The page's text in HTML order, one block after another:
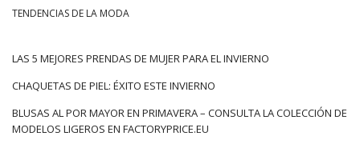
TENDENCIAS DE LA MODA
LAS 5 MEJORES PRENDAS DE MUJER PARA EL INVIERNO
CHAQUETAS DE PIEL: ÉXITO ESTE INVIERNO
BLUSAS AL POR MAYOR EN PRIMAVERA – CONSULTA LA COLECCIÓN DE
MODELOS LIGEROS EN FACTORYPRICE.EU